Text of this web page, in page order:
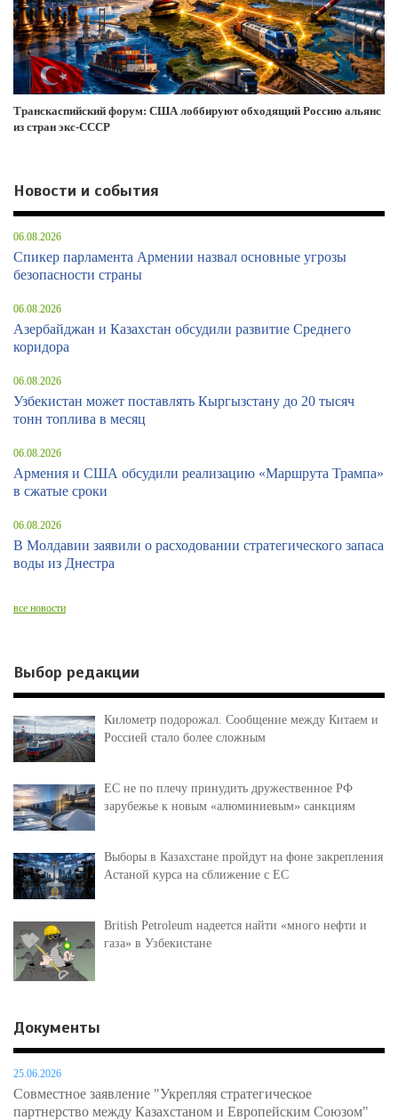
Транскаспийский форум: США лоббируют обходящий Россию альянс
из стран экс-СССР
Новости и события
06.08.2026
Спикер парламента Армении назвал основные угрозы
безопасности страны
06.08.2026
Азербайджан и Казахстан обсудили развитие Среднего
коридора
06.08.2026
Узбекистан может поставлять Кыргызстану до 20 тысяч
тонн топлива в месяц
06.08.2026
Армения и США обсудили реализацию «Маршрута Трампа»
в сжатые сроки
06.08.2026
В Молдавии заявили о расходовании стратегического запаса
воды из Днестра
все новости
Выбор редакции
Километр подорожал. Сообщение между Китаем и
Россией стало более сложным
ЕС не по плечу принудить дружественное РФ
зарубежье к новым «алюминиевым» санкциям
Выборы в Казахстане пройдут на фоне закрепления
Астаной курса на сближение с ЕС
British Petroleum надеется найти «много нефти и
газа» в Узбекистане
Документы
25.06.2026
Совместное заявление "Укрепляя стратегическое
партнерство между Казахстаном и Европейским Союзом"